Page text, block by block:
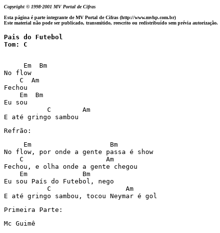
Copyright © 1998-2001 MV Portal de Cifras
Esta página é parte integrante de MV Portal de Cifras (http://www.mvhp.com.br)
Este material não pode ser publicado, transmitido, reescrito ou redistribuído sem prévia autorização.
Pais do Futebol
Tom: C
     Em  Bm
No flow
    C  Am
Fechou
    Em  Bm
Eu sou
           C        Am
Refrão:
     Em                    Bm
No flow, por onde a gente passa é show
    C                     Am
Fechou, e olha onde a gente chegou
    Em              Bm
Eu sou País do Futebol, nego
           C                   Am
Primeira Parte:
Mc Guimê